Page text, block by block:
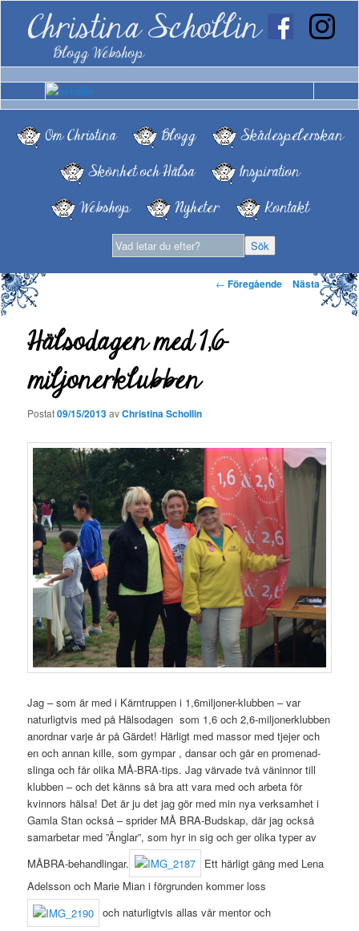
Christina Schollin
Blogg Webshop
Om Christina Blogg
Skådespelerskan
Skönhet och Hälsa
Inspiration
Webshop
Nyheter Kontakt
Inläggsnavigering
← Föregående Nästa→
Hälsodagen med 1,6-
miljonerklubben
Postat09/15/2013avChristina Schollin
Jag – som är med i Kärntruppen i 1,6miljoner-klubben – var
naturligtvis med på Hälsodagen som 1,6 och 2,6-miljonerklubben
anordnar varje år på Gärdet! Härligt med massor med tjejer och
en och annan kille, som gympar , dansar och går en promenad-
slinga och får olika MÅ-BRA-tips. Jag värvade två väninnor till
klubben – och det känns så bra att vara med och arbeta för
kvinnors hälsa! Det är ju det jag gör med min nya verksamhet i
Gamla Stan också – sprider MÅ BRA-Budskap, där jag också
samarbetar med ”Änglar”, som hyr in sig och ger olika typer av
MÅBRA-behandlingar.
Ett härligt gäng med Lena
Adelsson och Marie Mian i förgrunden kommer loss
och naturligtvis allas vår mentor och